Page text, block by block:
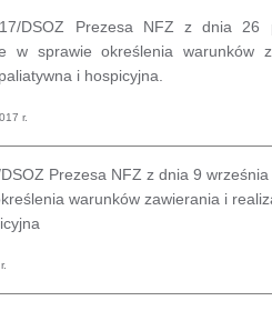
DSOZ Prezesa NFZ z dnia 26
w sprawie określenia warunków
i hospicyjna.
r.
Prezesa NFZ z dnia 9
warunków zawierania i